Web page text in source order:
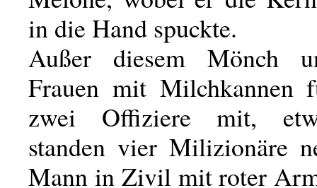
in die Hand spuckte.
Außer diesem Mönch
Frauen mit Milchkannen
zwei Offiziere mit,
standen vier Milizionäre
Mann in Zivil mit roter